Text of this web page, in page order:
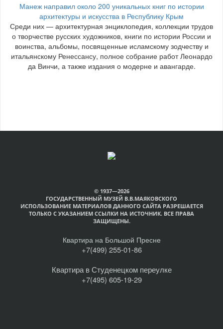
Манеж направил около 200 уникальных книг по истории
архитектуры и искусства в Республику Крым
Среди них — архитектурная энциклопедия, коллекции трудов
о творчестве русских художников, книги по истории России и
воинства, альбомы, посвященные исламскому зодчеству и
итальянскому Ренессансу, полное собрание работ Леонардо
да Винчи, а также издания о модерне и авангарде.
© 1937—2026
ГОСУДАРСТВЕННЫЙ МУЗЕЙ В.В.МАЯКОВСКОГО
ИСПОЛЬЗОВАНИЕ МАТЕРИАЛОВ ДАННОГО САЙТА РАЗРЕШАЕТСЯ
ТОЛЬКО С УКАЗАНИЕМ ССЫЛКИ НА ИСТОЧНИК. ВСЕ ПРАВА
ЗАЩИЩЕНЫ.
Квартира на Большой Пресне
+7(499) 255-01-86
Квартира в Студенецком переулке
+7(495) 605-19-29